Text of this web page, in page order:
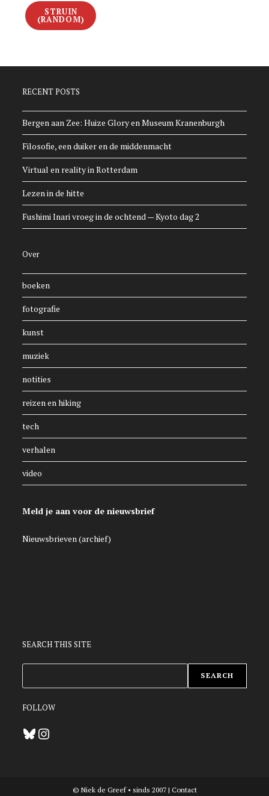
STRUIN
(RANDOM)
RECENT POSTS
Bergen aan Zee: Huize Glory en Museum Kranenburgh
Filosofie, een duiker en de middenmacht
Virtual en reality in Rotterdam
Lezen in de hitte
Fushimi Inari vroeg in de ochtend — Kyoto dag 2
Over
boeken
fotografie
kunst
muziek
notities
reizen en hiking
tech
verhalen
video
Meld je aan voor de nieuwsbrief
Nieuwsbrieven (archief)
SEARCH THIS SITE
SEARCH
FOLLOW
BlueskyInstagram
© Niek de Greef • sinds 2007 | Contact